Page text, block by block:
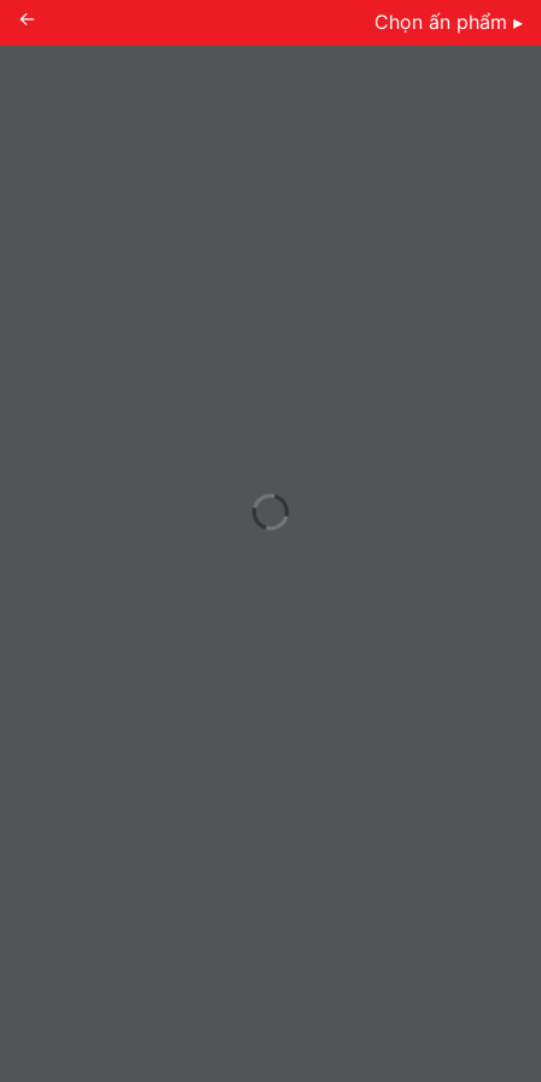
← Chọn ấn phẩm ▸